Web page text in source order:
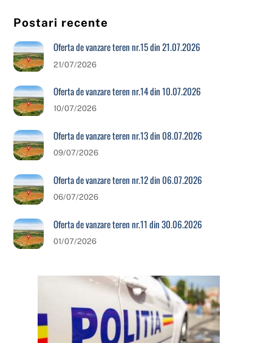
Postari recente
Oferta de vanzare teren nr.15 din 21.07.2026
21/07/2026
Oferta de vanzare teren nr.14 din 10.07.2026
10/07/2026
Oferta de vanzare teren nr.13 din 08.07.2026
09/07/2026
Oferta de vanzare teren nr.12 din 06.07.2026
06/07/2026
Oferta de vanzare teren nr.11 din 30.06.2026
01/07/2026